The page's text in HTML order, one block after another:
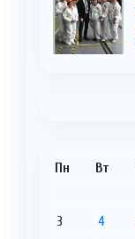
Пн Вт
3
4